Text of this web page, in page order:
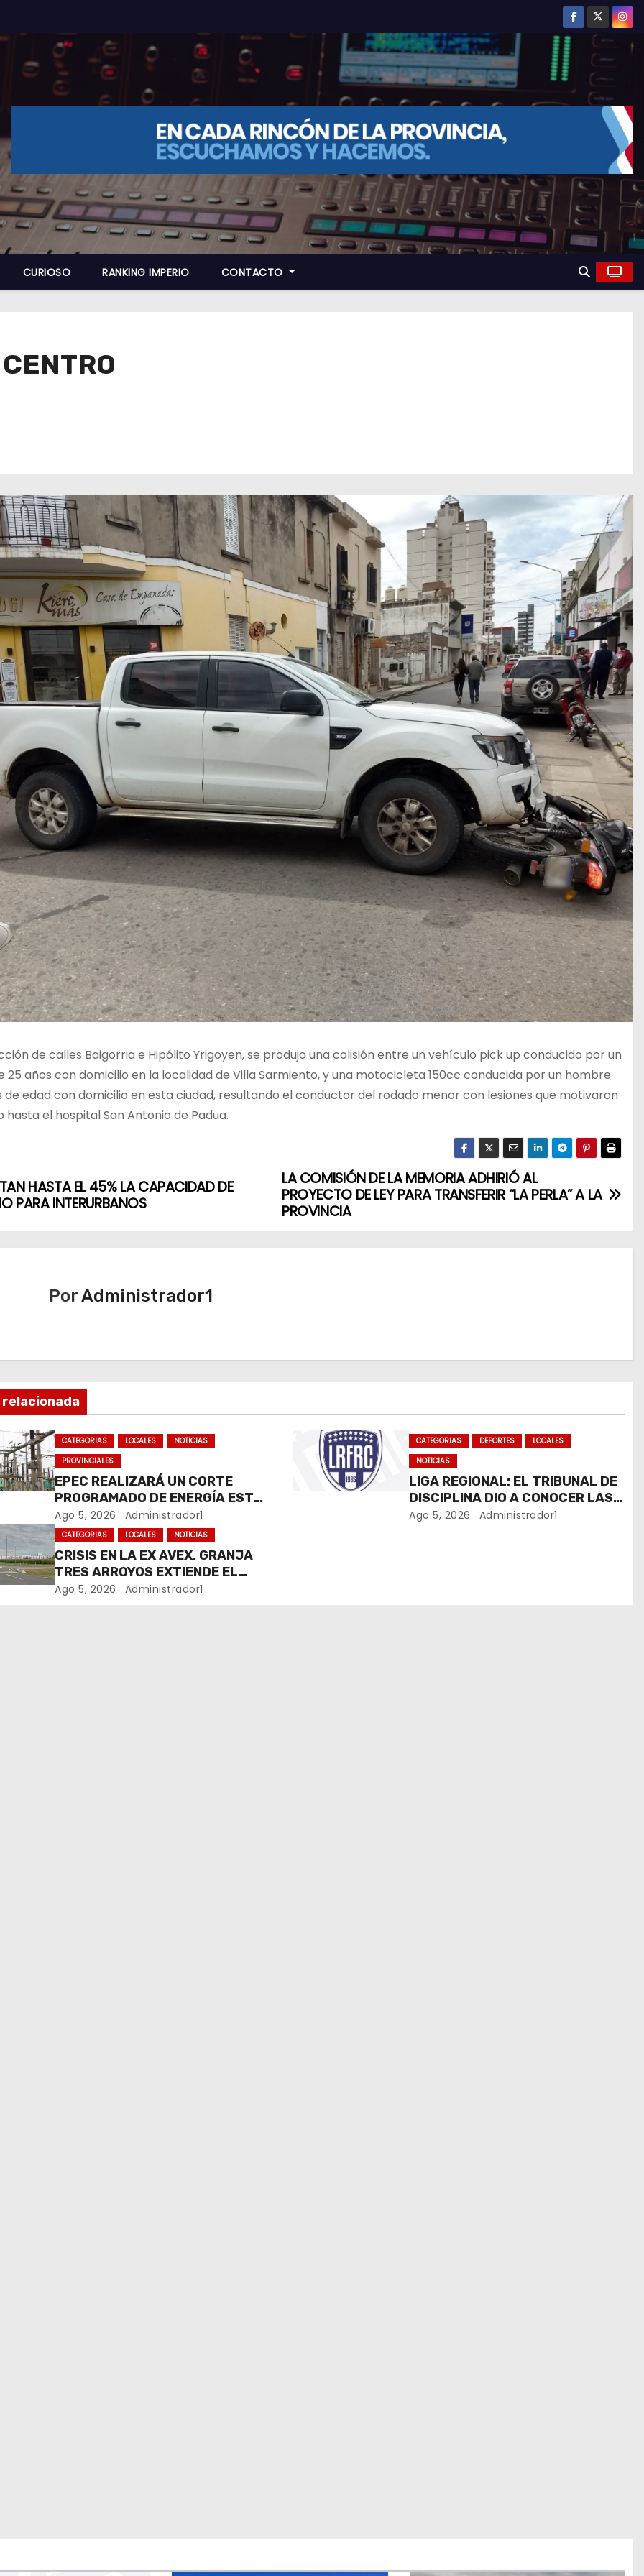
CURIOSO RANKING IMPERIO CONTACTO
de calles Baigorria e Hipólito Yrigoyen, se produjo una colisión entre un vehículo pick up conducido por un
25 años con domicilio en la localidad de Villa Sarmiento, y una motocicleta 150cc conducida por un hombre
de edad con domicilio en esta ciudad, resultando el conductor del rodado menor con lesiones que motivaron
hasta el hospital San Antonio de Padua.
LA COMISIÓN DE LA MEMORIA ADHIRIÓ AL
PROYECTO DE LEY PARA TRANSFERIR “LA PERLA” A LA
PROVINCIA
HASTA EL 45% LA CAPACIDAD DE
PARA INTERURBANOS
PorAdministrador1
CATEGORIAS LOCALES
NOTICIAS
PROVINCIALES
EPEC REALIZARÁ UN CORTE
PROGRAMADO DE ENERGÍA ESTE
JUEVES EN RÍO CUARTO
Ago 5, 2026 Administrador1
CATEGORIAS DEPORTES
LOCALES
NOTICIAS
LIGA REGIONAL: EL TRIBUNAL DE
DISCIPLINA DIO A CONOCER LAS
SANCIONES DEL BOLETÍN OFICIAL
Ago 5, 2026 Administrador1
CATEGORIAS LOCALES NOTICIAS
CRISIS EN LA EX AVEX. GRANJA
TRES ARROYOS EXTIENDE EL
CIERRE DE LA PLANTA DE AVEX
Ago 5, 2026 Administrador1